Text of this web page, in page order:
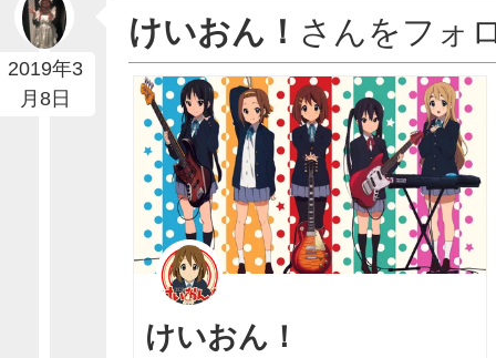
2019年3
月8日
けいおん！ さんをフォ
けいおん！